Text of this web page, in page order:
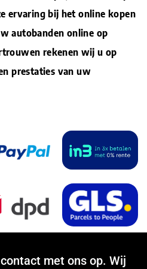
ervaring bij het online kopen
autobanden online op
rekenen wij u op
prestaties van uw
met ons op. Wij